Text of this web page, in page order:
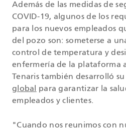
Además de las medidas de
COVID-19, algunos de los
para los nuevos empleados
del pozo son: someterse a
control de temperatura y
enfermería de la plataforma
Tenaris también desarrolló
global para garantizar la
empleados y clientes.
"Cuando nos reunimos con